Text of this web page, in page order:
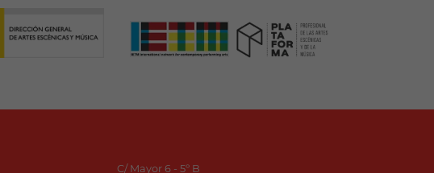
C/ Mayor 6 - 5º B